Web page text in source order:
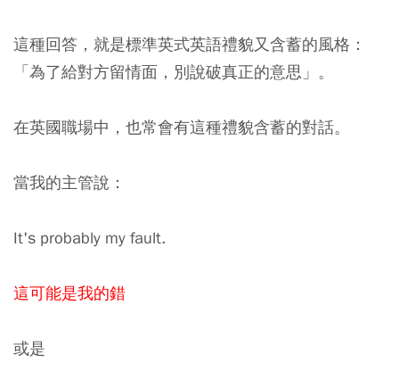
這種回答，就是標準英式英語禮貌又含蓄的風格：
「為了給對方留情面，別說破真正的意思」 。
在英國職場中，也常會有這種禮貌含蓄的對話。
當我的主管說：
It's probably my fault.
這可能是我的錯
或是